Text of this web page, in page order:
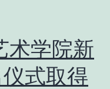
术学院新
式取得